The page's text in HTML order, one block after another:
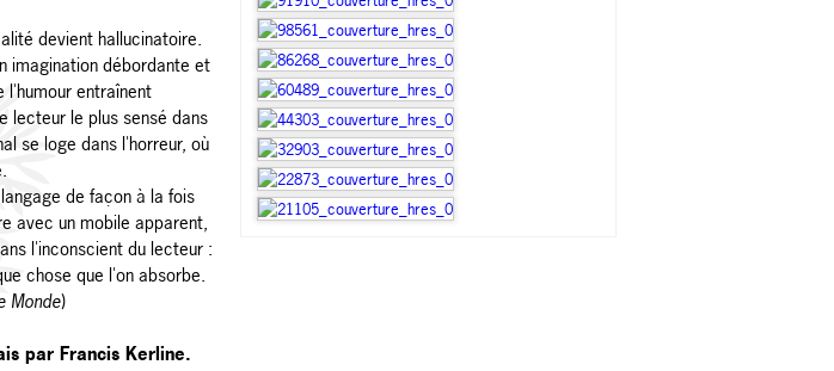
devient hallucinatoire.
imagination débordante et
l'humour entraînent
lecteur le plus sensé dans
se loge dans l'horreur, où
de façon à la fois
avec un mobile apparent,
l'inconscient du lecteur :
chose que l'on absorbe.
Monde)
par Francis Kerline.